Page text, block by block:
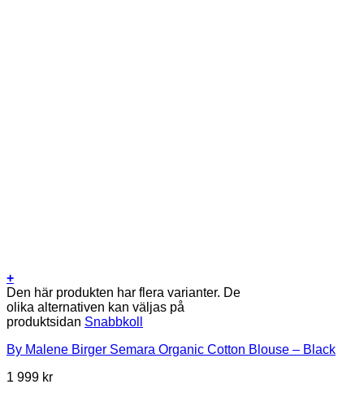
+
Den här produkten har flera varianter. De
olika alternativen kan väljas på
produktsidan Snabbkoll
By Malene Birger Semara Organic Cotton Blouse – Black
1 999 kr